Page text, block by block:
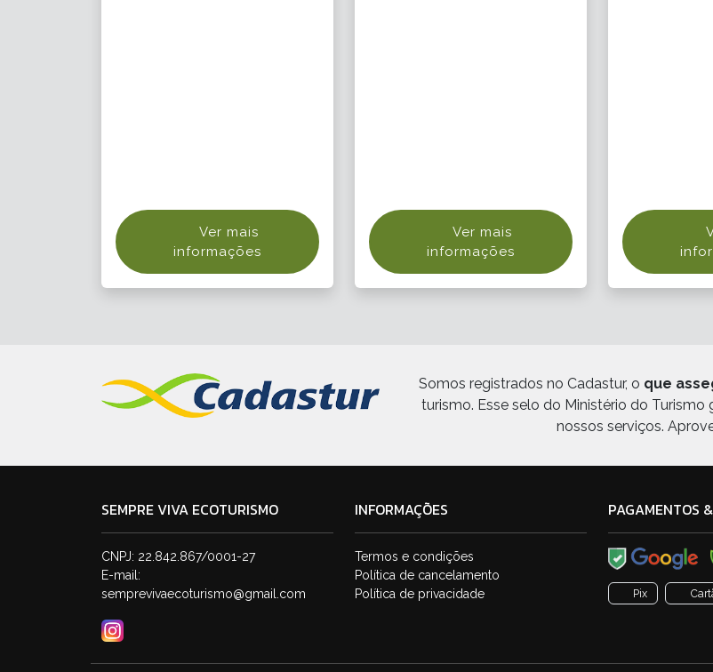
Ver mais
informações
Ver mais
informações
Somos registrados no Cadastur, o que
turismo. Esse selo do Ministério do
nossos serviços.
SEMPRE VIVA ECOTURISMO
CNPJ: 22.842.867/0001-27
E-mail:
semprevivaecoturismo@gmail.com
INFORMAÇÕES
Termos e condições
Política de cancelamento
Política de privacidade
PAGAMENTOS
Pix